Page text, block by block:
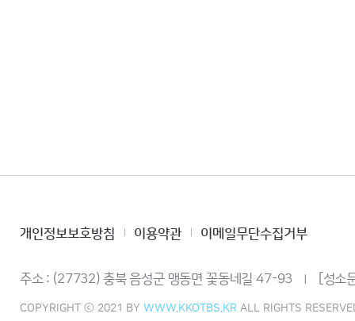
개인정보보호방침 이용약관 이메일무단수집거부
주소 : (27732) 충북 음성군 맹동면 꽃동네길 47-93 [성소
COPYRIGHT ⓒ 2021 BY WWW.KKOTBS.KR ALL RIGHTS